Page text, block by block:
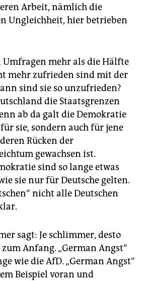
Arbeit, nämlich die
Ungleichheit, hier betrieben
Umfragen mehr als die Hälfte
mehr zufrieden sind mit der
sind sie so unzufrieden?
die Staatsgrenzen
ab da galt die Demokratie
sie, sondern auch für jene
Rücken der
gewachsen ist.
sind so lange etwas
sie nur für Deutsche gelten.
nicht alle Deutschen
sagt: Je schlimmer, desto
Anfang. „German Angst“
wie die AfD. „German Angst“
Beispiel voran und